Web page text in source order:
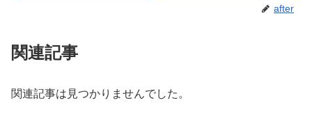
after
関連記事
関連記事は見つかりませんでした。